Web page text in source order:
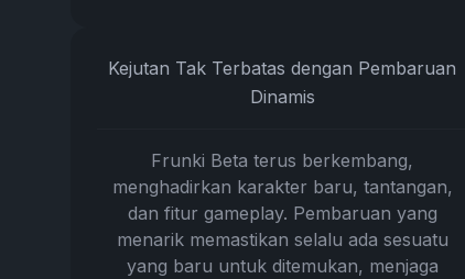
Kejutan Tak Terbatas dengan Pembaruan
Dinamis
Frunki Beta terus berkembang,
menghadirkan karakter baru, tantangan,
dan fitur gameplay. Pembaruan yang
menarik memastikan selalu ada sesuatu
yang baru untuk ditemukan, menjaga